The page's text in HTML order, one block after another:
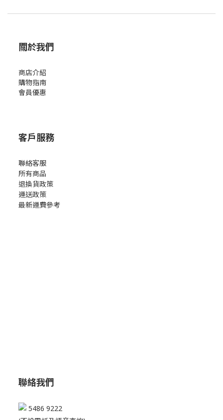
關於我們
商店介紹
購物指南
會員優惠
客戶服務
聯絡客服
所有商品
退換貨政策
運送政策
最新運費參考
聯絡我們
5486 9222